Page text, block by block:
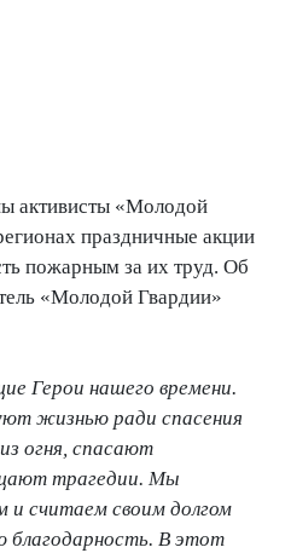
активисты «Молодой
праздничные акции
пожарным за их труд. Об
«Молодой Гвардии»
Герои нашего времени.
жизнью ради спасения
огня, спасают
трагедии. Мы
и считаем своим долгом
благодарность. В этот